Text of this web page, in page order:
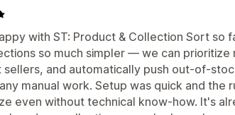
with ST: Product & Collection Sort so
so much simpler — we can prioritize
sellers, and automatically push out-of-
manual work. Setup was quick and the
even without technical know-how. It's